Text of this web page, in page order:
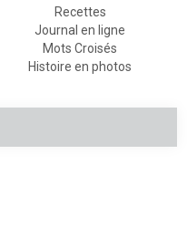
Recettes
Journal en ligne
Mots Croisés
Histoire en photos